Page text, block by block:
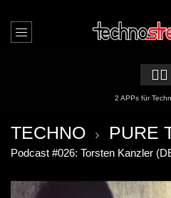
🏳️‍🌈
2 APPs für
TECHNO PURE
Podcast #026: Torsten Kanzler